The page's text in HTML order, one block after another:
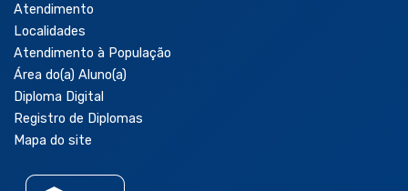
Atendimento
Localidades
Atendimento à População
Área do(a) Aluno(a)
Diploma Digital
Registro de Diplomas
Mapa do site